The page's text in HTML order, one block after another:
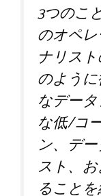
3つのこ
のオペ
ナリス
のよう
なデー
な低/コ
ン、デ
スト、
ること